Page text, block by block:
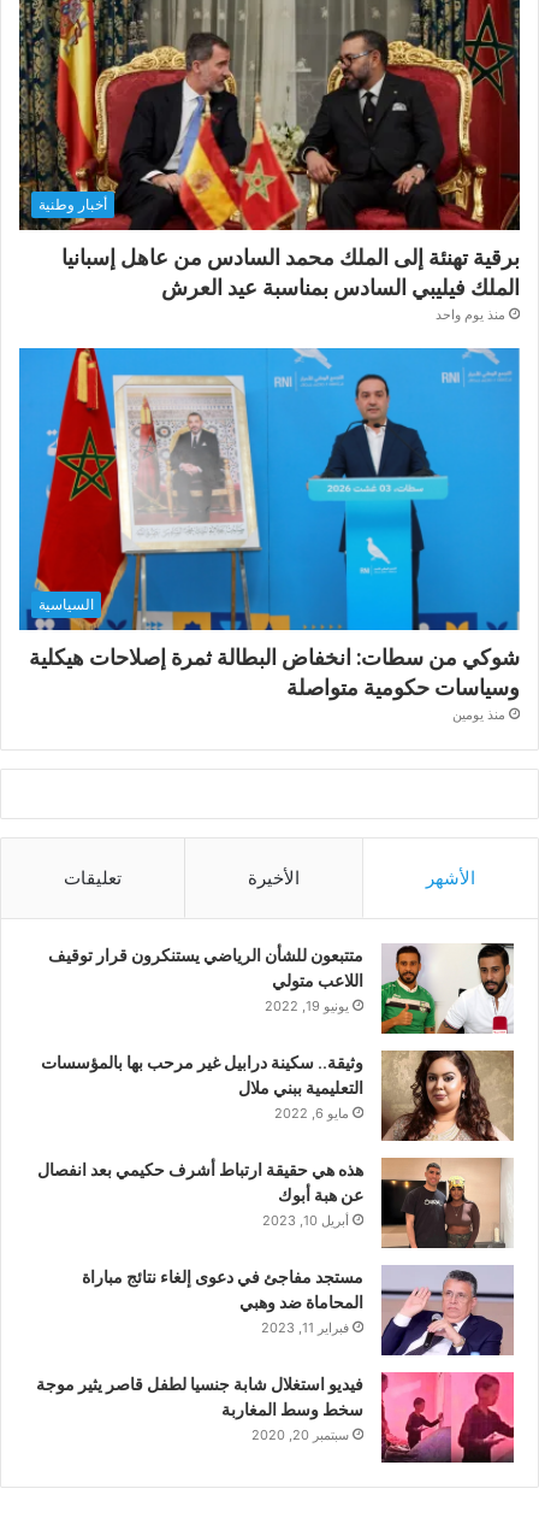
أخبار وطنية
برقية تهنئة إلى الملك محمد السادس من عاهل إسبانيا
الملك فيليبي السادس بمناسبة عيد العرش
منذ يوم واحد
السياسية
شوكي من سطات: انخفاض البطالة ثمرة إصلاحات هيكلية
وسياسات حكومية متواصلة
منذ يومين
الأشهر الأخيرة تعليقات
متتبعون للشأن الرياضي يستنكرون قرار توقيف
اللاعب متولي
يونيو 19, 2022
وثيقة.. سكينة درابيل غير مرحب بها بالمؤسسات
التعليمية ببني ملال
مايو 6, 2022
هذه هي حقيقة ارتباط أشرف حكيمي بعد انفصال
عن هبة أبوك
أبريل 10, 2023
مستجد مفاجئ في دعوى إلغاء نتائج مباراة
المحاماة ضد وهبي
فبراير 11, 2023
فيديو استغلال شابة جنسيا لطفل قاصر يثير موجة
سخط وسط المغاربة
سبتمبر 20, 2020